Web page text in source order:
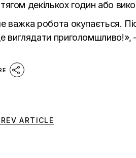
декількох годин або
важка робота окупається.
виглядати приголомшливо!»,
ARTICLE